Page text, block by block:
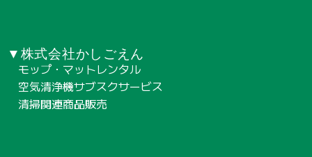
▼株式会社かしごえん
モップ・マットレンタル
空気清浄機サブスクサービス
清掃関連商品販売